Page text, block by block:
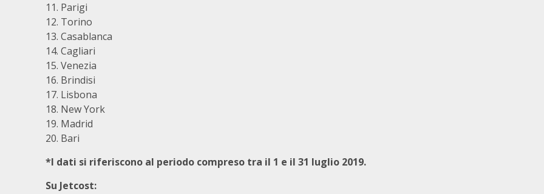
11. Parigi
12. Torino
13. Casablanca
14. Cagliari
15. Venezia
16. Brindisi
17. Lisbona
18. New York
19. Madrid
20. Bari
*I dati si riferiscono al periodo compreso tra il 1 e il 31 luglio 2019.
Su Jetcost: